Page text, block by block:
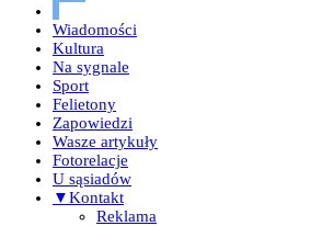
Wiadomości
Kultura
Na sygnale
Sport
Felietony
Zapowiedzi
Wasze artykuły
Fotorelacje
U sąsiadów
▼Kontakt
Reklama